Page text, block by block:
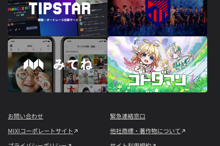
お問い合わせ
緊急連絡窓口
MIXIコーポレートサイト
他社商標・著作物について